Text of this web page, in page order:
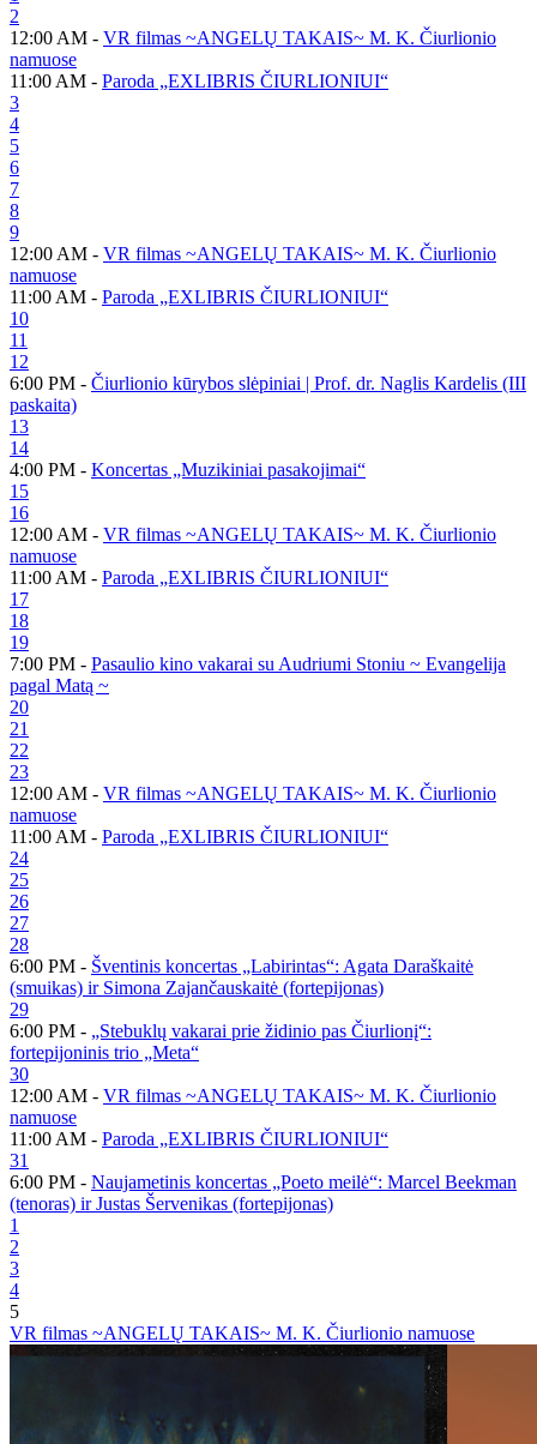
2
12:00 AM - VR filmas ~ANGELŲ TAKAIS~ M. K. Čiurlionio
namuose
11:00 AM - Paroda „EXLIBRIS ČIURLIONIUI“
3
4
5
6
7
8
9
12:00 AM - VR filmas ~ANGELŲ TAKAIS~ M. K. Čiurlionio
namuose
11:00 AM - Paroda „EXLIBRIS ČIURLIONIUI“
10
11
12
6:00 PM - Čiurlionio kūrybos slėpiniai | Prof. dr. Naglis Kardelis (III
paskaita)
13
14
4:00 PM - Koncertas „Muzikiniai pasakojimai“
15
16
12:00 AM - VR filmas ~ANGELŲ TAKAIS~ M. K. Čiurlionio
namuose
11:00 AM - Paroda „EXLIBRIS ČIURLIONIUI“
17
18
19
7:00 PM - Pasaulio kino vakarai su Audriumi Stoniu ~ Evangelija
pagal Matą ~
20
21
22
23
12:00 AM - VR filmas ~ANGELŲ TAKAIS~ M. K. Čiurlionio
namuose
11:00 AM - Paroda „EXLIBRIS ČIURLIONIUI“
24
25
26
27
28
6:00 PM - Šventinis koncertas „Labirintas“: Agata Daraškaitė
(smuikas) ir Simona Zajančauskaitė (fortepijonas)
29
6:00 PM - „Stebuklų vakarai prie židinio pas Čiurlionį“:
fortepijoninis trio „Meta“
30
12:00 AM - VR filmas ~ANGELŲ TAKAIS~ M. K. Čiurlionio
namuose
11:00 AM - Paroda „EXLIBRIS ČIURLIONIUI“
31
6:00 PM - Naujametinis koncertas „Poeto meilė“: Marcel Beekman
(tenoras) ir Justas Šervenikas (fortepijonas)
1
2
3
4
5
VR filmas ~ANGELŲ TAKAIS~ M. K. Čiurlionio namuose